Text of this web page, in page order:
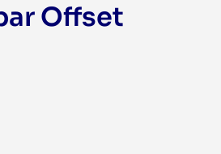
Offset